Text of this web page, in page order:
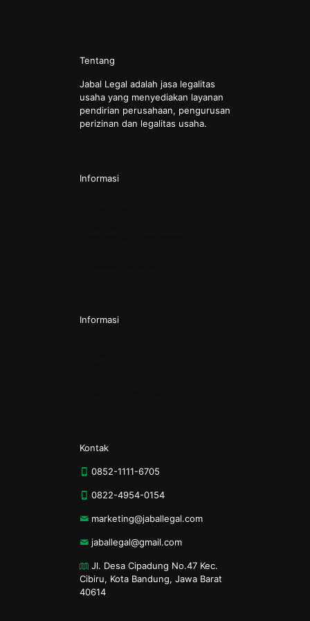
Tentang
Jabal Legal adalah jasa legalitas
usaha yang menyediakan layanan
pendirian perusahaan, pengurusan
perizinan dan legalitas usaha.
Informasi
Informasi
Kontak
0852-1111-6705
0822-4954-0154
marketing@jaballegal.com
jaballegal@gmail.com
Jl. Desa Cipadung No.47 Kec.
Cibiru, Kota Bandung, Jawa Barat
40614